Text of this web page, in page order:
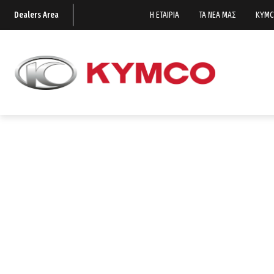
Dealers Area Η ΕΤΑΙΡΙΑ ΤΑ ΝΕΑ ΜΑΣ